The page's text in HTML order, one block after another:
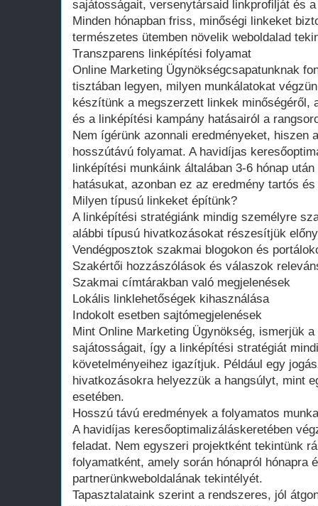
sajátosságait, versenytársaid linkprofilját és
Minden hónapban friss, minőségi linkeket
természetes ütemben növelik weboldalad
Transzparens linképítési folyamat
Online Marketing Ügynökségcsapatunknak
tisztában legyen, milyen munkálatokat
készítünk a megszerzett linkek minőségéről,
és a linképítési kampány hatásairól a
Nem ígérünk azonnali eredményeket, hiszen
hosszútávú folyamat. A havidíjas
linképítési munkáink általában 3-6 hónap
hatásukat, azonban ez az eredmény tartós
Milyen típusú linkeket építünk?
A linképítési stratégiánk mindig személyre
alábbi típusú hivatkozásokat részesítjük
Vendégposztok szakmai blogokon és
Szakértői hozzászólások és válaszok
Szakmai címtárakban való megjelenések
Lokális linklehetőségek kihasználása
Indokolt esetben sajtómegjelenések
Mint Online Marketing Ügynökség, ismerjük
sajátosságait, így a linképítési stratégiát
követelményeihez igazítjuk. Például egy
hivatkozásokra helyezzük a hangsúlyt, mint
esetében.
Hosszú távú eredmények a folyamatos
A havidíjas keresőoptimalizáláskeretében
feladat. Nem egyszeri projektként tekintünk
folyamatként, amely során hónapról hónapra
partnerünkweboldalának tekintélyét.
Tapasztalataink szerint a rendszeres, jól